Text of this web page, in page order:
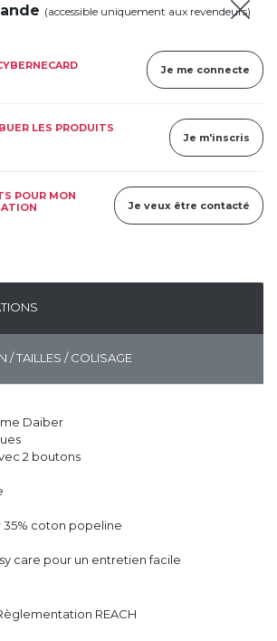
(accessible uniquement aux revendeurs)
Je me connecte
LES PRODUITS
Je m'inscris
POUR MON
Je veux être contacté
/ TAILLES / COLISAGE
Daiber
2 boutons
35% coton popeline
care pour un entretien facile
REACH